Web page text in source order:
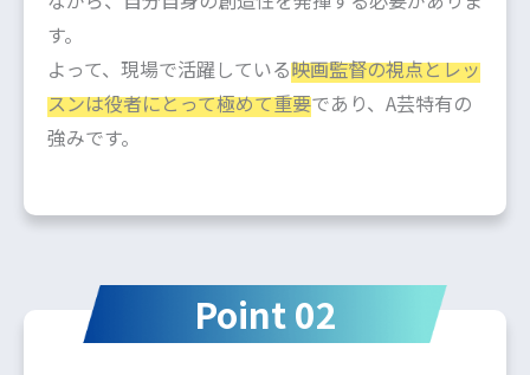
す。
よって、現場で活躍している映画監督の視点とレッ
スンは役者にとって極めて重要であり、A芸特有の
強みです。
Point 02